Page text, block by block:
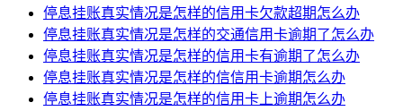
停息挂账真实情况是怎样的信用卡欠款超期怎么办
停息挂账真实情况是怎样的交通信用卡逾期了怎么办
停息挂账真实情况是怎样的信用卡有逾期了怎么办
停息挂账真实情况是怎样的信信用卡逾期怎么办
停息挂账真实情况是怎样的信用卡上逾期怎么办